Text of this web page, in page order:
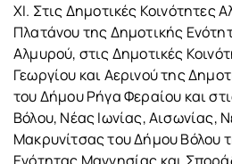
XI. Στις Δημοτικές Κοινότητες
Πλατάνου της Δημοτικής
Αλμυρού, στις Δημοτικές
Γεωργίου και Αερινού της
του Δήμου Ρήγα Φεραίου και
Βόλου, Νέας Ιωνίας, Αισωνίας,
Μακρυνίτσας του Δήμου Βόλου